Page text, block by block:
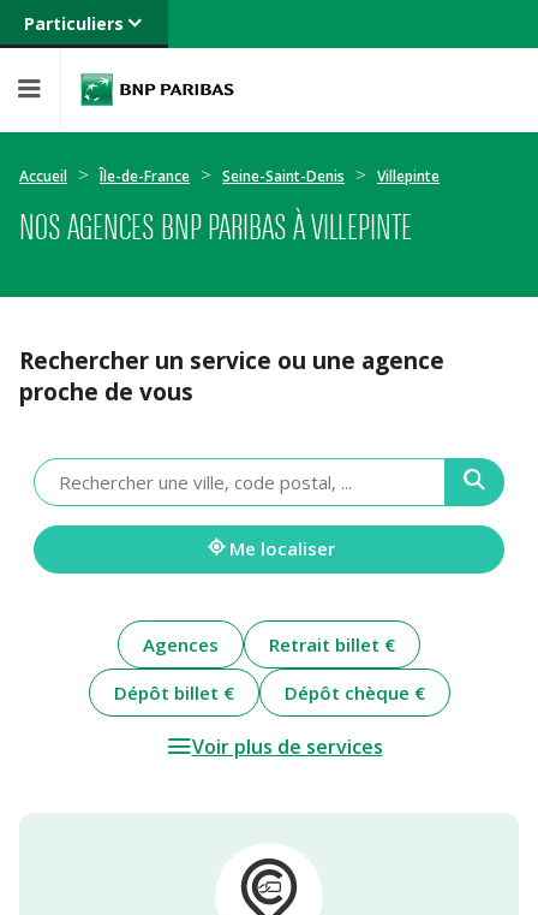
Particuliers
Banque privée
Entreprises
Accueil Île-de-France Seine-Saint-Denis Villepinte
NOS AGENCES BNP PARIBAS À VILLEPINTE
Rechercher un service ou une agence
proche de vous
Veuillez
renseigner
une
adresse
Me localiser
Agences
Retrait billet €
Dépôt billet €
Dépôt chèque €
Voir plus de services